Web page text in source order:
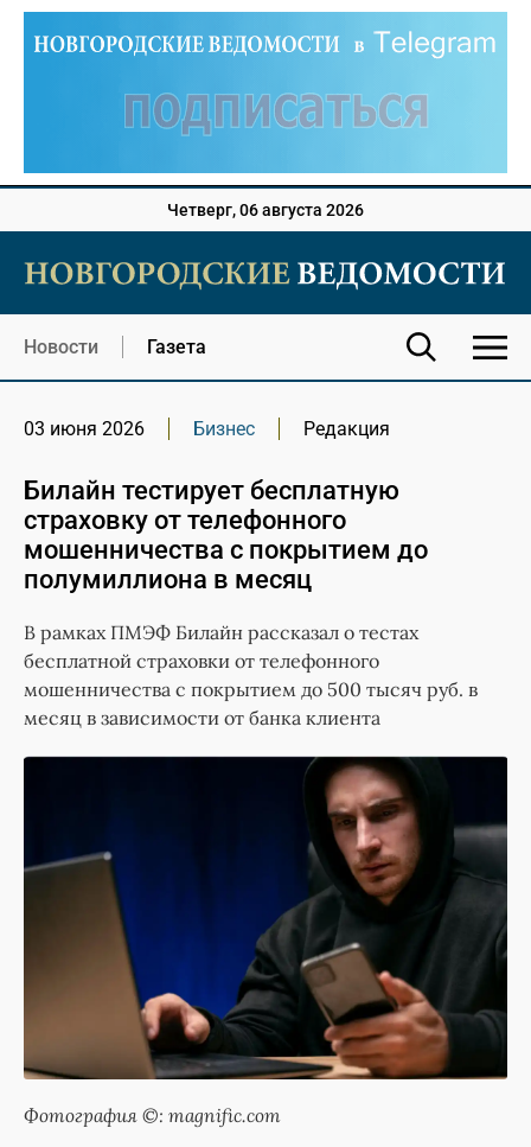
Четверг, 06 августа 2026
Новости Газета
03 июня 2026 Бизнес Редакция
Билайн тестирует бесплатную
страховку от телефонного
мошенничества с покрытием до
полумиллиона в месяц
В рамках ПМЭФ Билайн рассказал о тестах
бесплатной страховки от телефонного
мошенничества с покрытием до 500 тысяч руб. в
месяц в зависимости от банка клиента
Фотография ©: magnific.com